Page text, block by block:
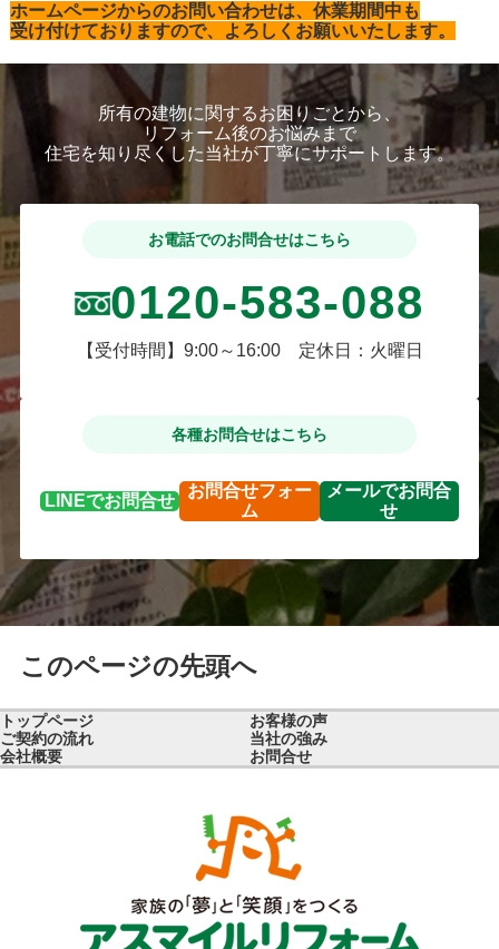
ホームページからのお問い合わせは、休業期間中も
受け付けておりますので、よろしくお願いいたします。
所有の建物に関するお困りごとから、
リフォーム後のお悩みまで
住宅を知り尽くした当社が丁寧にサポートします。
お電話でのお問合せはこちら
0120-583-088
【受付時間】9:00～16:00 定休日：火曜日
各種お問合せはこちら
LINEでお問合せ
お問合せフォー
ム
メールでお問合
せ
このページの先頭へ
トップページ
お客様の声
ご契約の流れ
当社の強み
会社概要
お問合せ